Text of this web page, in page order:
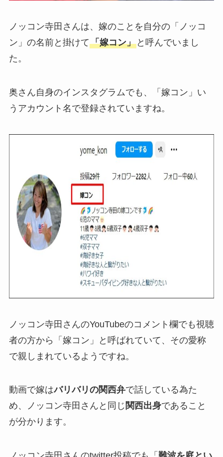
ノッコン寺田さんは、嫁のことを自分の「ノッコ
ン」の名前と掛けて「嫁コン」と呼んでいまし
た。
奥さん自身のインスタグラムでも、「嫁コン」い
うアカウント名で登録されていますね。
ノッコン寺田さんのYouTubeのコメント欄でも視聴
者の方から「嫁コン」と呼ばれていて、その愛称
で親しまれているようですね。
動画で嫁はバリバリの関西弁で話している為た
め、ノッコン寺田さんと同じ 関西出身であること
が分かります。